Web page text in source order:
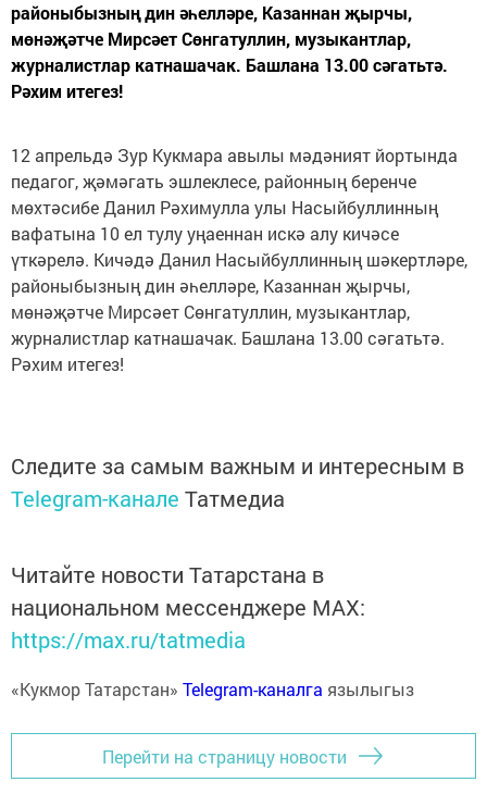
районыбызның дин әһелләре, Казаннан җырчы,
мөнәҗәтче Мирсәет Сөнгатуллин, музыкантлар,
журналистлар катнашачак. Башлана 13.00 сәгатьтә.
Рәхим итегез!
12 апрельдә Зур Кукмара авылы мәдәният йортында
педагог, җәмәгать эшлеклесе, районның беренче
мөхтәсибе Данил Рәхимулла улы Насыйбуллинның
вафатына 10 ел тулу уңаеннан искә алу кичәсе
үткәрелә. Кичәдә Данил Насыйбуллинның шәкертләре,
районыбызның дин әһелләре, Казаннан җырчы,
мөнәҗәтче Мирсәет Сөнгатуллин, музыкантлар,
журналистлар катнашачак. Башлана 13.00 сәгатьтә.
Рәхим итегез!
Следите за самым важным и интересным в
Telegram-канале Татмедиа
Читайте новости Татарстана в
национальном мессенджере MАХ:
https://max.ru/tatmedia
«Кукмор Татарстан» Telegram-каналга язылыгыз
Перейти на страницу новости